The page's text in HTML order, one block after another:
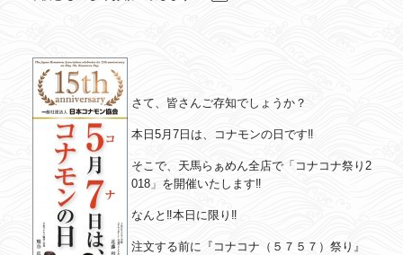
さて、皆さんご存知でしょうか？
本日5月7日は、コナモンの日です‼
そこで、天馬らぁめん全店で「コナコナ祭り2
018」を開催いたします‼
なんと‼本日に限り‼
注文する前に『コナコナ（５７５７）祭り』